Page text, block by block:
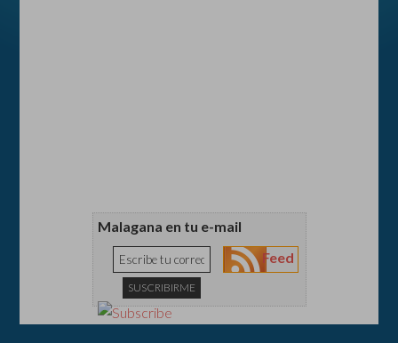
Malagana en tu e-mail
Feed